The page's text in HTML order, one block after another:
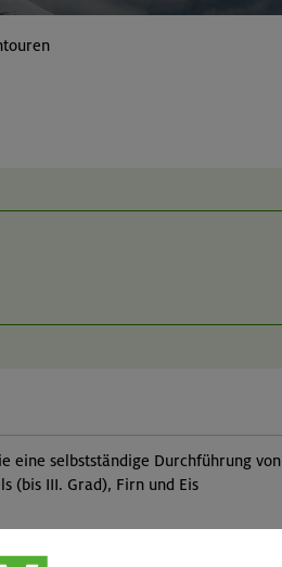
eine selbstständige Durchführung von
(bis III. Grad), Firn und Eis